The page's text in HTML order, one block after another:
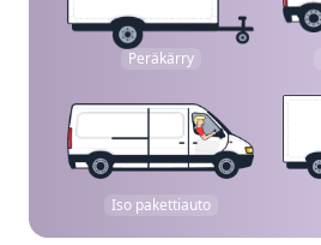
Peräkärry
Iso pakettiauto